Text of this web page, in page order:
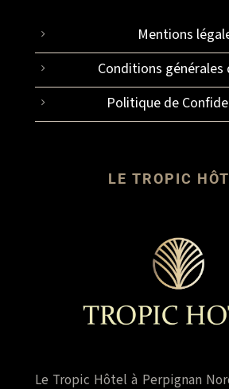
Mentions
Conditions générales
Politique de
LE TROPIC
Le Tropic Hôtel à Perpignan